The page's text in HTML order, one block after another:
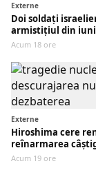
Externe
Doi soldați
armistițiul din
Acum 18 ore
Externe
Hiroshima cere
reînarmarea
Acum 19 ore